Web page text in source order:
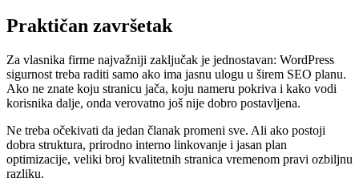
Praktičan završetak
Za vlasnika firme najvažniji zaključak je jednostavan: WordPress
sigurnost treba raditi samo ako ima jasnu ulogu u širem SEO planu.
Ako ne znate koju stranicu jača, koju nameru pokriva i kako vodi
korisnika dalje, onda verovatno još nije dobro postavljena.
Ne treba očekivati da jedan članak promeni sve. Ali ako postoji
dobra struktura, prirodno interno linkovanje i jasan plan
optimizacije, veliki broj kvalitetnih stranica vremenom pravi ozbiljnu
razliku.